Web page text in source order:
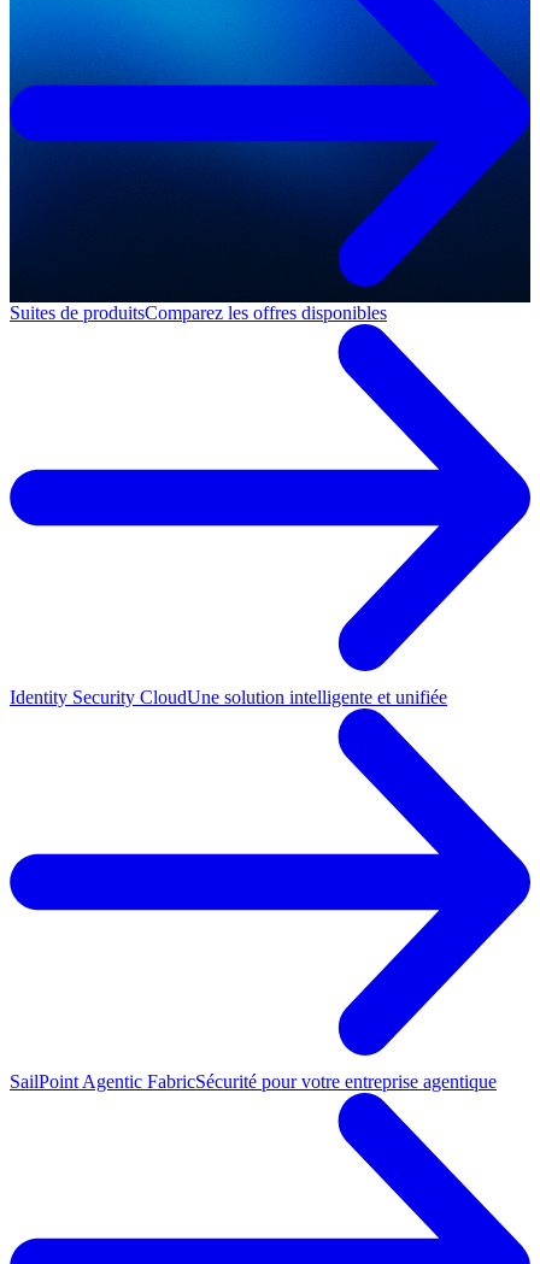
Suites de produitsComparez les offres disponibles
Identity Security CloudUne solution intelligente et unifiée
SailPoint Agentic FabricSécurité pour votre entreprise agentique